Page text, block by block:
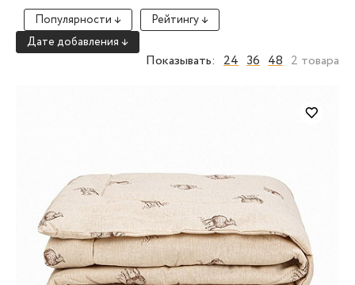
Популярности ↓
Рейтингу ↓
Дате добавления ↓
Показывать: 24 36 48 2 товара